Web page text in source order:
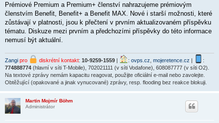
s
p
ě
v
e
Prémiové Premium a Premium+ členství nahrazujeme prémiovým
členstvím Benefit, Benefit+ a Benefit MAX. Nové i starší možnosti, které
zůstávají v platnosti, jsou k přečtení v prvním aktualizovaném příspěvku
tématu. Diskuze mezi prvním a předchozími příspěvky do této informace
nemusí být aktuální.
Zangi pro diskrétní kontakt: 10-9259-1559 : ovps.cz mojeretence.cz
:
774888774 (hlavní v síti T-Mobile), 702021111 (v síti Vodafone), 608087777 (v síti O2).
Na textové zprávy nemám kapacitu reagovat, použijte oficiální e-mail nebo zavolejte.
Obtěžující (opakované a jinak vynucované) zprávy, resp. flooding bez reakce blokuji.
Martin Mojmír Böhm
Administrátor